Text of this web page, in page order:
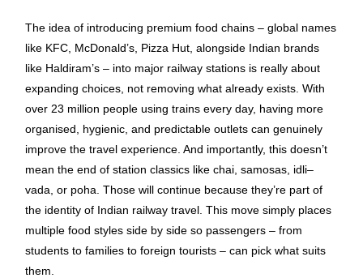
The idea of introducing premium food chains – global names
like KFC, McDonald’s, Pizza Hut, alongside Indian brands
like Haldiram’s – into major railway stations is really about
expanding choices, not removing what already exists. With
over 23 million people using trains every day, having more
organised, hygienic, and predictable outlets can genuinely
improve the travel experience. And importantly, this doesn’t
mean the end of station classics like chai, samosas, idli–
vada, or poha. Those will continue because they’re part of
the identity of Indian railway travel. This move simply places
multiple food styles side by side so passengers – from
students to families to foreign tourists – can pick what suits
them.